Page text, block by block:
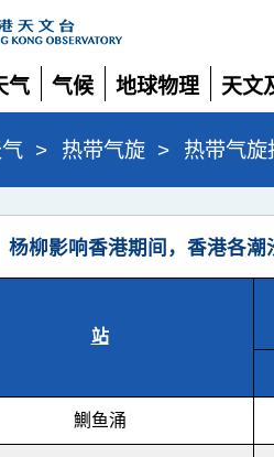
气
气候
展
开
地球物理
展
开
天文
展
开
> 热带气旋 > 热带气旋
柳影响香港期间，香港各潮
站
鰂鱼涌